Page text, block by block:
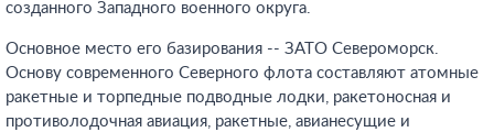
созданного Западного военного округа.
Основное место его базирования -- ЗАТО Североморск.
Основу современного Северного флота составляют атомные
ракетные и торпедные подводные лодки, ракетоносная и
противолодочная авиация, ракетные, авианесущие и